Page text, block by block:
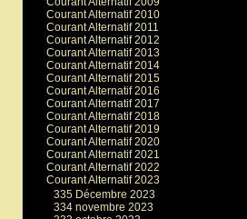
Courant Alternatif 2010
Courant Alternatif 2011
Courant Alternatif 2012
Courant Alternatif 2013
Courant Alternatif 2014
Courant Alternatif 2015
Courant Alternatif 2016
Courant Alternatif 2017
Courant Alternatif 2018
Courant Alternatif 2019
Courant Alternatif 2020
Courant Alternatif 2021
Courant Alternatif 2022
Courant Alternatif 2023
335 Décembre 2023
334 novembre 2023